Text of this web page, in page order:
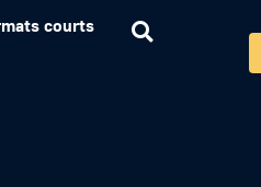
courts